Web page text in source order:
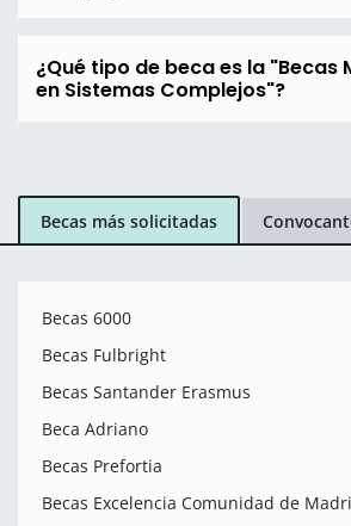
¿Qué tipo de beca es la "Becas
en Sistemas Complejos"?
Becas más solicitadas
Becas 6000
Becas Fulbright
Becas Santander Erasmus
Beca Adriano
Becas Prefortia
Becas Excelencia Comunidad de